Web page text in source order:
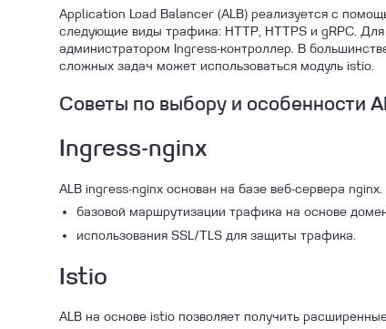
Application Load Balancer (ALB) реализуется с
следующие виды трафика: HTTP, HTTPS и gRPC.
администратором Ingress-контроллер. В
сложных задач может использоваться модуль istio.
Советы по выбору и особенности
Ingress-nginx
ALB ingress-nginx основан на базе веб-сервера
базовой маршрутизации трафика на основе
использования SSL/TLS для защиты трафика.
Istio
ALB на основе istio позволяет получить